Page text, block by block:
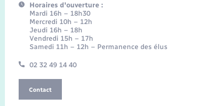
Horaires d'ouverture :
Mardi 16h – 18h30
Mercredi 10h – 12h
Jeudi 16h – 18h
Vendredi 15h – 17h
Samedi 11h – 12h – Permanence des élus
02 32 49 14 40
Contact